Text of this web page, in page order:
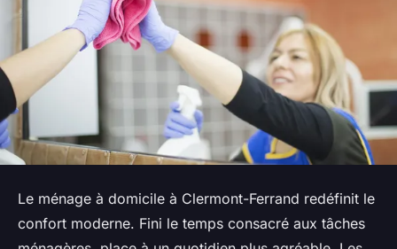
Le ménage à domicile à Clermont-Ferrand redéfinit le
confort moderne. Fini le temps consacré aux tâches